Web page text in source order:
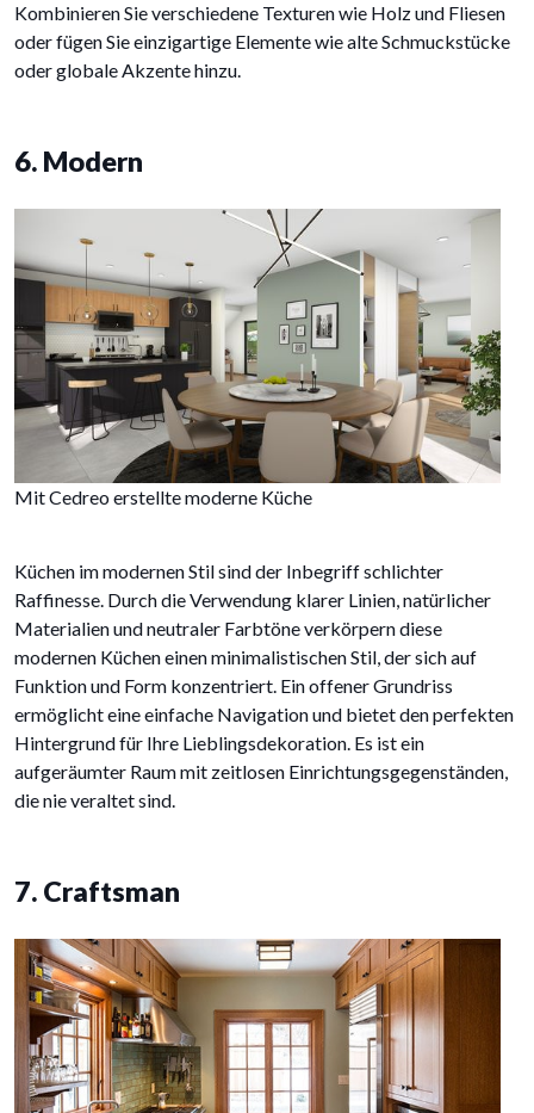
Kombinieren Sie verschiedene Texturen wie Holz und Fliesen
oder fügen Sie einzigartige Elemente wie alte Schmuckstücke
oder globale Akzente hinzu.
6. Modern
Mit Cedreo erstellte moderne Küche
Küchen im modernen Stil sind der Inbegriff schlichter
Raffinesse. Durch die Verwendung klarer Linien, natürlicher
Materialien und neutraler Farbtöne verkörpern diese
modernen Küchen einen minimalistischen Stil, der sich auf
Funktion und Form konzentriert. Ein offener Grundriss
ermöglicht eine einfache Navigation und bietet den perfekten
Hintergrund für Ihre Lieblingsdekoration. Es ist ein
aufgeräumter Raum mit zeitlosen Einrichtungsgegenständen,
die nie veraltet sind.
7. Craftsman